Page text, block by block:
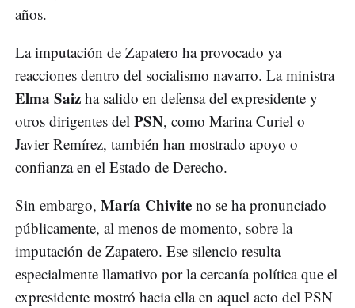
años.
La imputación de Zapatero ha provocado ya
reacciones dentro del socialismo navarro. La ministra
Elma Saiz ha salido en defensa del expresidente y
otros dirigentes del PSN, como Marina Curiel o
Javier Remírez, también han mostrado apoyo o
confianza en el Estado de Derecho.
Sin embargo, María Chivite no se ha pronunciado
públicamente, al menos de momento, sobre la
imputación de Zapatero. Ese silencio resulta
especialmente llamativo por la cercanía política que el
expresidente mostró hacia ella en aquel acto del PSN